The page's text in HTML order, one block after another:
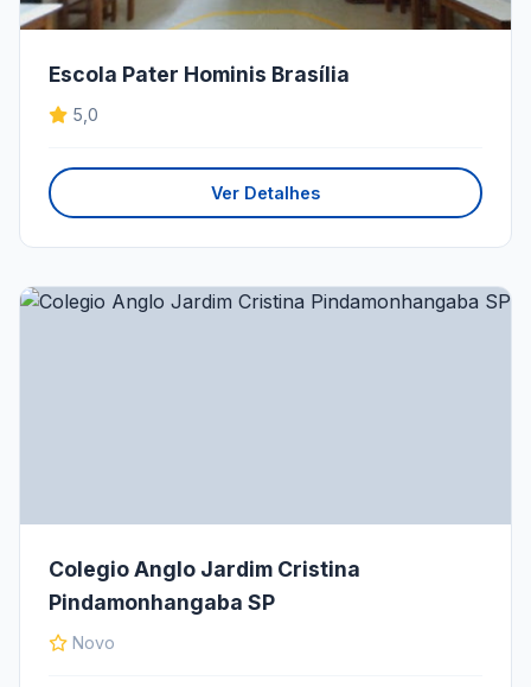
Escola Pater Hominis Brasília
5,0
Ver Detalhes
Colegio Anglo Jardim Cristina
Pindamonhangaba SP
Novo